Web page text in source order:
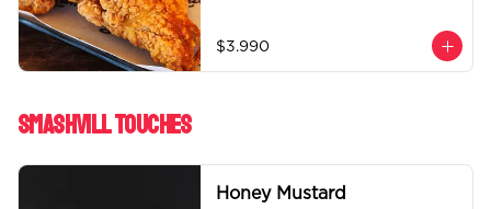
$3.990
Smashvill Touches
Honey Mustard